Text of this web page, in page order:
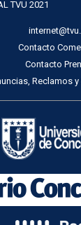
TVU 2021
Contacto
Contacto
Reclamos